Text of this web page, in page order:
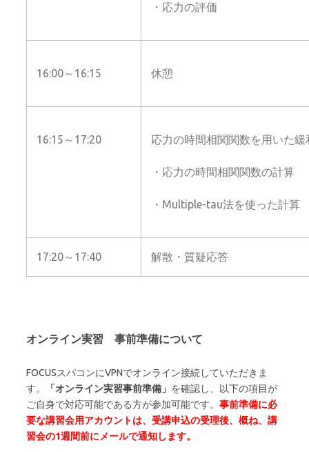
・応力の評価
16:00～16:15 休憩
16:15～17:20 応力の時間相関関数を用いた
・応力の時間相関関数の計算
・Multiple-tau法を使った計算
17:20～17:40 解散・質疑応答
オンライン実習 事前準備について
FOCUSスパコンにVPNでオンライン接続していただきま
す。
「オンライン実習事前準備」 を確認し、以下の項目が
ご自身で対応可能である方が参加可能です。 事前準備に必
要な講習会用アカウントは、受講申込の受理後、概ね、講
習会の1週間前にメールで通知します。